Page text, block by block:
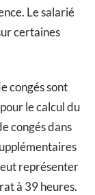
Le salarié
certaines
congés sont
le calcul du
congés dans
représenter
à 39 heures.